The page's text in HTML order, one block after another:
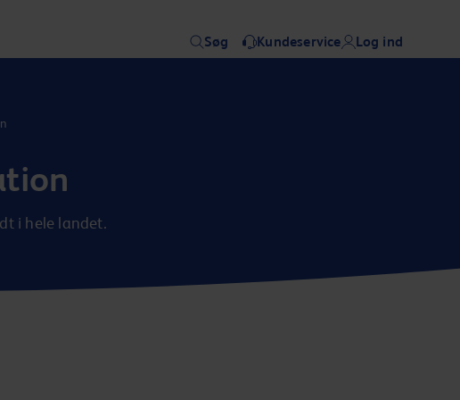
Søg
Kundeservice Log ind
i hele landet.